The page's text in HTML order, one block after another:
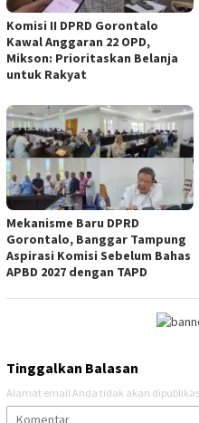
Komisi II DPRD Gorontalo
Kawal Anggaran 22 OPD,
Mikson: Prioritaskan Belanja
untuk Rakyat
Mekanisme Baru DPRD
Gorontalo, Banggar Tampung
Aspirasi Komisi Sebelum Bahas
APBD 2027 dengan TAPD
Tinggalkan Balasan
Alamat email Anda tidak akan